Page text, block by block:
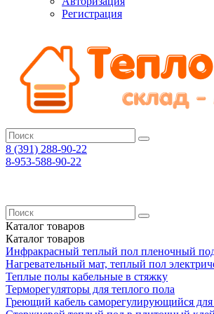
Регистрация
8 (391) 288-90-22
8-953-588-90-22
Каталог товаров
Каталог товаров
Инфракрасный теплый пол пленочный
Нагревательный мат, теплый пол
Теплые полы кабельные в стяжку
Терморегуляторы для теплого пола
Греющий кабель саморегулирующийся